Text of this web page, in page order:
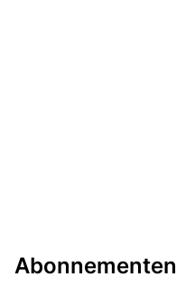
Abonnementen